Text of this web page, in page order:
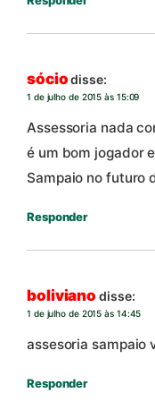
sócio disse:
1 de julho de 2015 às 15:09
Assessoria nada
é um bom jogador
Sampaio no futuro
Responder
boliviano disse:
1 de julho de 2015 às 14:45
assesoria sampaio
Responder